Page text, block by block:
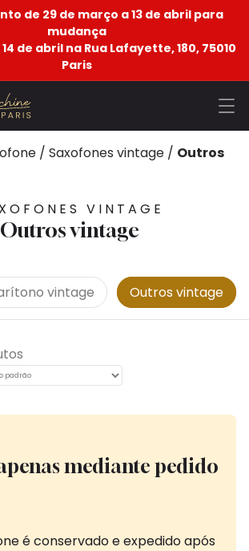
de 29 de março a 13 de abril para
mudança
de abril na Rua Lafayette, 180, 75010
Paris
/ Saxofones vintage / Outros
VINTAGE
Outros vintage
vintage Outros vintage
mediante pedido
é conservado e expedido após